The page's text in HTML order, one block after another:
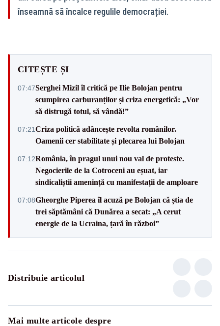
înseamnă să încalce regulile democrației.
CITEȘTE ȘI
07:47Serghei Mizil îl critică pe Ilie Bolojan pentru
scumpirea carburanților și criza energetică: „Vor
să distrugă totul, să vândă!”
07:21Criza politică adâncește revolta românilor.
Oamenii cer stabilitate și plecarea lui Bolojan
07:12România, în pragul unui nou val de proteste.
Negocierile de la Cotroceni au eșuat, iar
sindicaliștii amenință cu manifestații de amploare
07:08Gheorghe Piperea îl acuză pe Bolojan că știa de
trei săptămâni că Dunărea a secat: „A cerut
energie de la Ucraina, țară în război”
Distribuie articolul
Mai multe articole despre